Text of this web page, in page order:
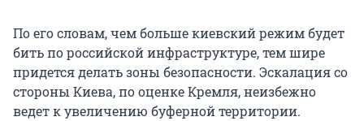
По его словам, чем больше киевский режим будет
бить по российской инфраструктуре, тем шире
придется делать зоны безопасности. Эскалация со
стороны Киева, по оценке Кремля, неизбежно
ведет к увеличению буферной территории.